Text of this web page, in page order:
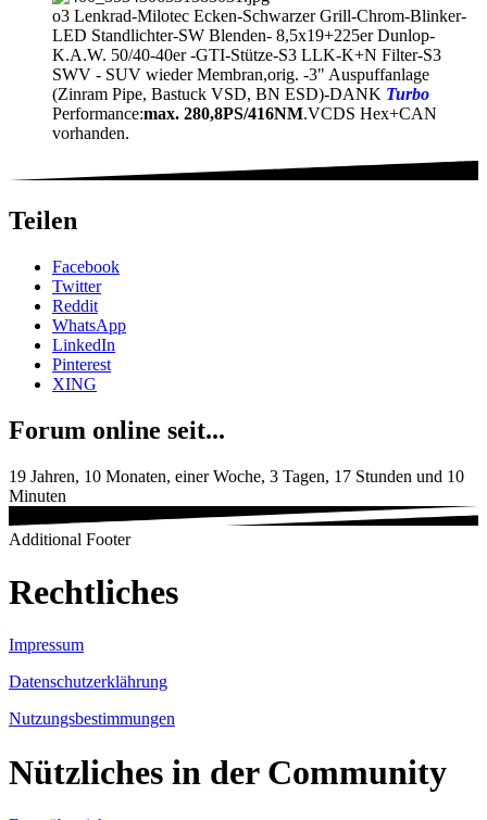
o3 Lenkrad-Milotec Ecken-Schwarzer Grill-Chrom-Blinker-
LED Standlichter-SW Blenden- 8,5x19+225er Dunlop-
K.A.W. 50/40-40er -GTI-Stütze-S3 LLK-K+N Filter-S3
SWV - SUV wieder Membran,orig. -3" Auspuffanlage
(Zinram Pipe, Bastuck VSD, BN ESD)-DANK Turbo
Performance:max. 280,8PS/416NM.VCDS Hex+CAN
vorhanden.
Teilen
Facebook
Twitter
Reddit
WhatsApp
LinkedIn
Pinterest
XING
Forum online seit...
19 Jahren, 10 Monaten, einer Woche, 3 Tagen, 17 Stunden und 10
Minuten
Additional Footer
Rechtliches
Impressum
Datenschutzerklährung
Nutzungsbestimmungen
Nützliches in der Community